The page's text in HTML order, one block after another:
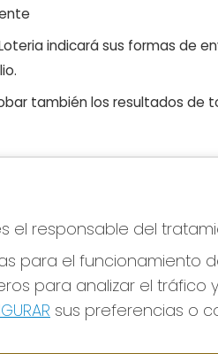
indicará sus formas de
también los resultados de
Clica aquí
676642156
el responsable del
para el funcionamiento
para analizar el
sus preferencias o